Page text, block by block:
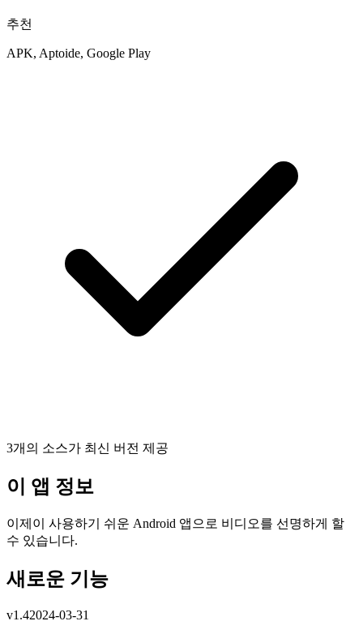
추천
APK, Aptoide, Google Play
3개의 소스가 최신 버전 제공
이 앱 정보
이제이 사용하기 쉬운 Android 앱으로 비디오를 선명하게 할
수 있습니다.
새로운 기능
v1.42024-03-31